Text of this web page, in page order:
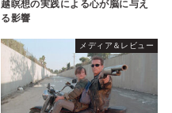
越瞑想の実践による心が脳に与え
る影響
メディア＆レビュー